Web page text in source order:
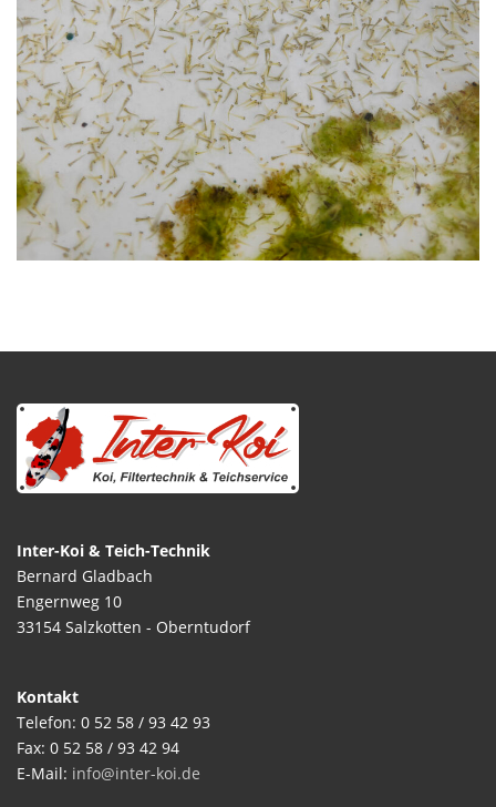
Inter-Koi & Teich-Technik
Bernard Gladbach
Engernweg 10
33154 Salzkotten - Oberntudorf
Kontakt
Telefon: 0 52 58 / 93 42 93
Fax: 0 52 58 / 93 42 94
E-Mail: info@inter-koi.de